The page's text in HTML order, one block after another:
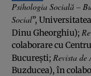
Psihologia Socială –
Social”,
Dinu Gheorghiu);
colaborare cu
Bucureşti; Revista de
Buzducea), în